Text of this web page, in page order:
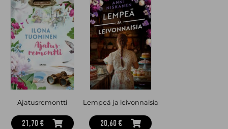
Ajatusremontti
21,70 €
Lempeä ja leivonnaisia
20,60 €